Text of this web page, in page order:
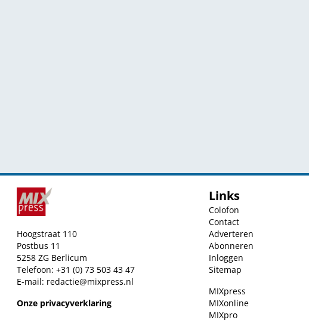
Hoogstraat 110
Postbus 11
5258 ZG Berlicum
Telefoon: +31 (0) 73 503 43 47
E-mail: redactie@mixpress.nl
Onze privacyverklaring
Links
Colofon
Contact
Adverteren
Abonneren
Inloggen
Sitemap
MIXpress
MIXonline
MIXpro